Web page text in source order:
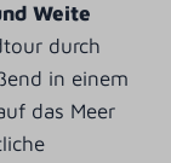
Weite
durch
in einem
das Meer